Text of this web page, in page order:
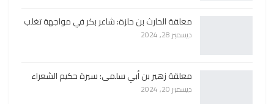
معلقة الحارث بن حلزة: شاعر بكر في مواجهة تغلب
ديسمبر 28, 2024
معلقة زهير بن أبي سلمى: سيرة حكيم الشعراء
ديسمبر 20, 2024